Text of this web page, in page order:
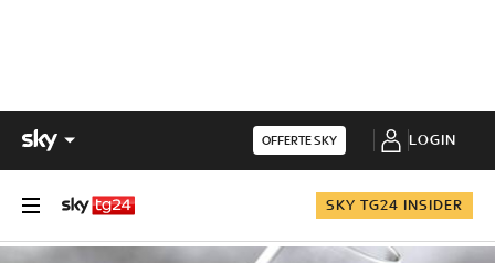
OFFERTE SKY LOGIN
SKY TG24 INSIDER